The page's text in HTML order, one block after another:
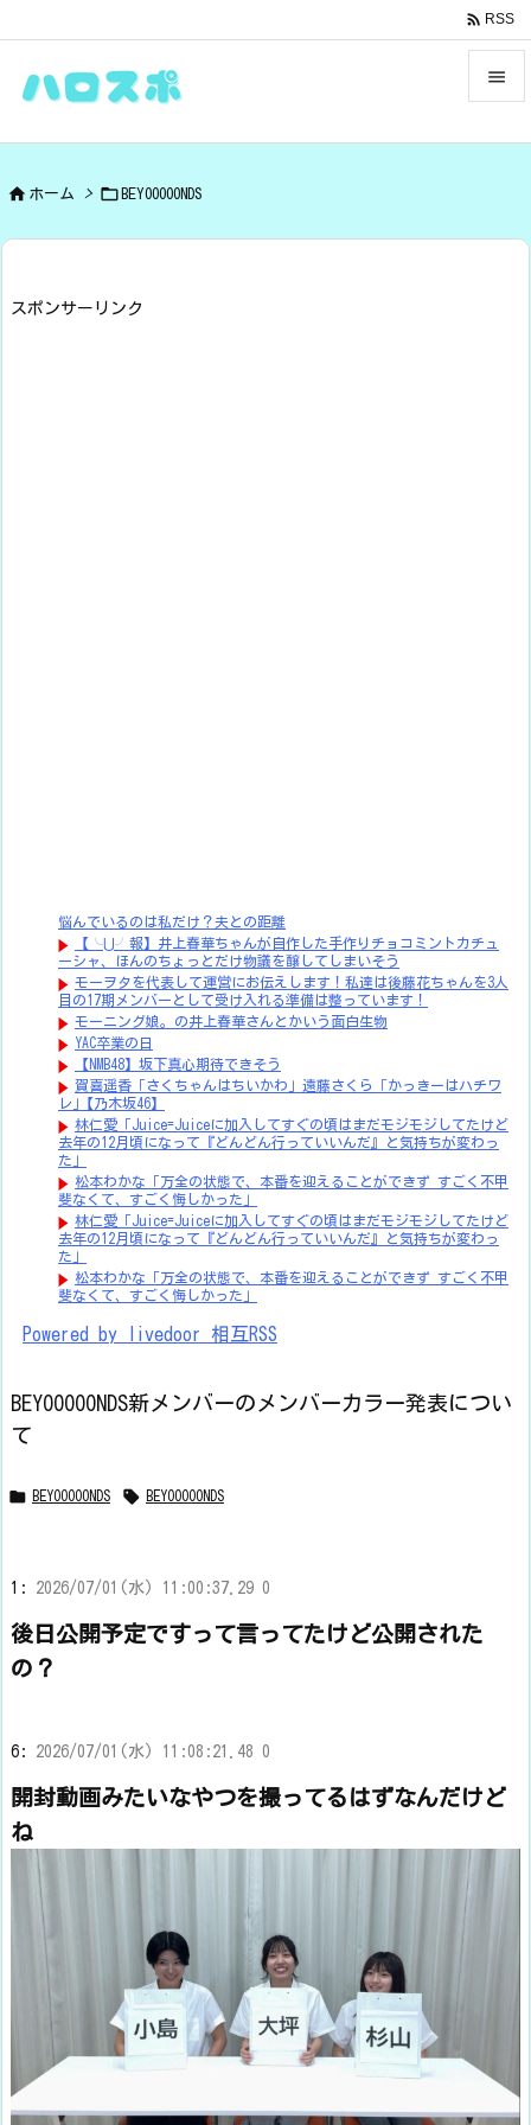


 RSS
 ホーム >  BEYOOOOONDS
スポンサーリンク
悩んでいるのは私だけ？夫との距離
【╰⋃╯報】井上春華ちゃんが自作した手作りチョコミントカチュ
ーシャ、ほんのちょっとだけ物議を醸してしまいそう
モーヲタを代表して運営にお伝えします！私達は後藤花ちゃんを3人
目の17期メンバーとして受け入れる準備は整っています！
モーニング娘。の井上春華さんとかいう面白生物
YAC卒業の日
【NMB48】坂下真心期待できそう
賀喜遥香 ｢さくちゃんはちいかわ｣ 遠藤さくら ｢かっきーはハチワ
レ｣【乃木坂46】
林仁愛「Juice=Juiceに加入してすぐの頃はまだモジモジしてたけど
去年の12月頃になって『どんどん行っていいんだ』と気持ちが変わっ
た」
松本わかな「万全の状態で、本番を迎えることができず すごく不甲
斐なくて、すごく悔しかった」
林仁愛「Juice=Juiceに加入してすぐの頃はまだモジモジしてたけど
去年の12月頃になって『どんどん行っていいんだ』と気持ちが変わっ
た」
松本わかな「万全の状態で、本番を迎えることができず すごく不甲
斐なくて、すごく悔しかった」
Powered by livedoor 相互RSS
BEYOOOOONDS新メンバーのメンバーカラー発表につい
て
 BEYOOOOONDS  BEYOOOOONDS
1: 2026/07/01(水) 11:00:37.29 0
後日公開予定ですって言ってたけど公開された
の？
6: 2026/07/01(水) 11:08:21.48 0
開封動画みたいなやつを撮ってるはずなんだけど
ね